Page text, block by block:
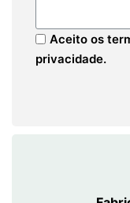
Aceito os
privacidade.